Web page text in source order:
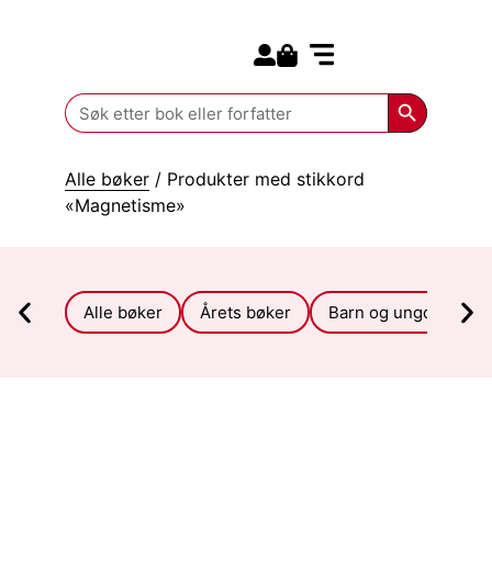
Search
for:
Search
Alle bøker / Produkter med stikkord
«Magnetisme»
Alle bøker Årets bøker Barn og ungdom